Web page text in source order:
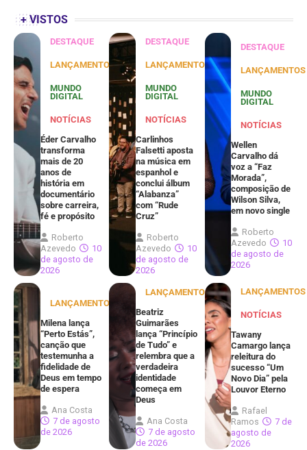
+ VISTOS
DESTAQUE
LANÇAMENTOS
MUNDO
DIGITAL
NOTÍCIAS
Éder Carvalho
transforma
mais de 20
anos de
história em
documentário
sobre carreira,
fé e propósito
Roberto
Azevedo
10
de agosto de
2026
DESTAQUE
LANÇAMENTOS
MUNDO
DIGITAL
NOTÍCIAS
Carlinhos
Falsetti aposta
na música em
espanhol e
conclui álbum
“Alabanza”
com “Rude
Cruz”
Roberto
Azevedo
10
de agosto de
2026
DESTAQUE
LANÇAMENTOS
MUNDO
DIGITAL
NOTÍCIAS
Wellen
Carvalho dá
voz a “Faz
Morada”,
composição de
Wilson Silva,
em novo single
Roberto
Azevedo
10
de agosto de
2026
LANÇAMENTOS
Milena lança
“Perto Estás”,
canção que
testemunha a
fidelidade de
Deus em tempo
de espera
Ana Costa
7 de agosto
de 2026
LANÇAMENTOS
Beatriz
Guimarães
lança “Princípio
de Tudo” e
relembra que a
verdadeira
identidade
começa em
Deus
Ana Costa
7 de agosto
de 2026
LANÇAMENTOS
NOTÍCIAS
Tawany
Camargo lança
releitura do
sucesso “Um
Novo Dia” pela
Louvor Eterno
Rafael
Ramos
7 de
agosto de
2026